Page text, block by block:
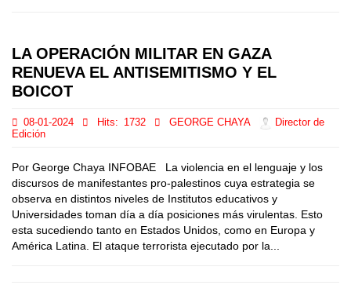
LA OPERACIÓN MILITAR EN GAZA
RENUEVA EL ANTISEMITISMO Y EL
BOICOT
08-01-2024 Hits: 1732 GEORGE CHAYA
Director de
Edición
Por George Chaya INFOBAE La violencia en el lenguaje y los
discursos de manifestantes pro-palestinos cuya estrategia se
observa en distintos niveles de Institutos educativos y
Universidades toman día a día posiciones más virulentas. Esto
esta sucediendo tanto en Estados Unidos, como en Europa y
América Latina. El ataque terrorista ejecutado por la...